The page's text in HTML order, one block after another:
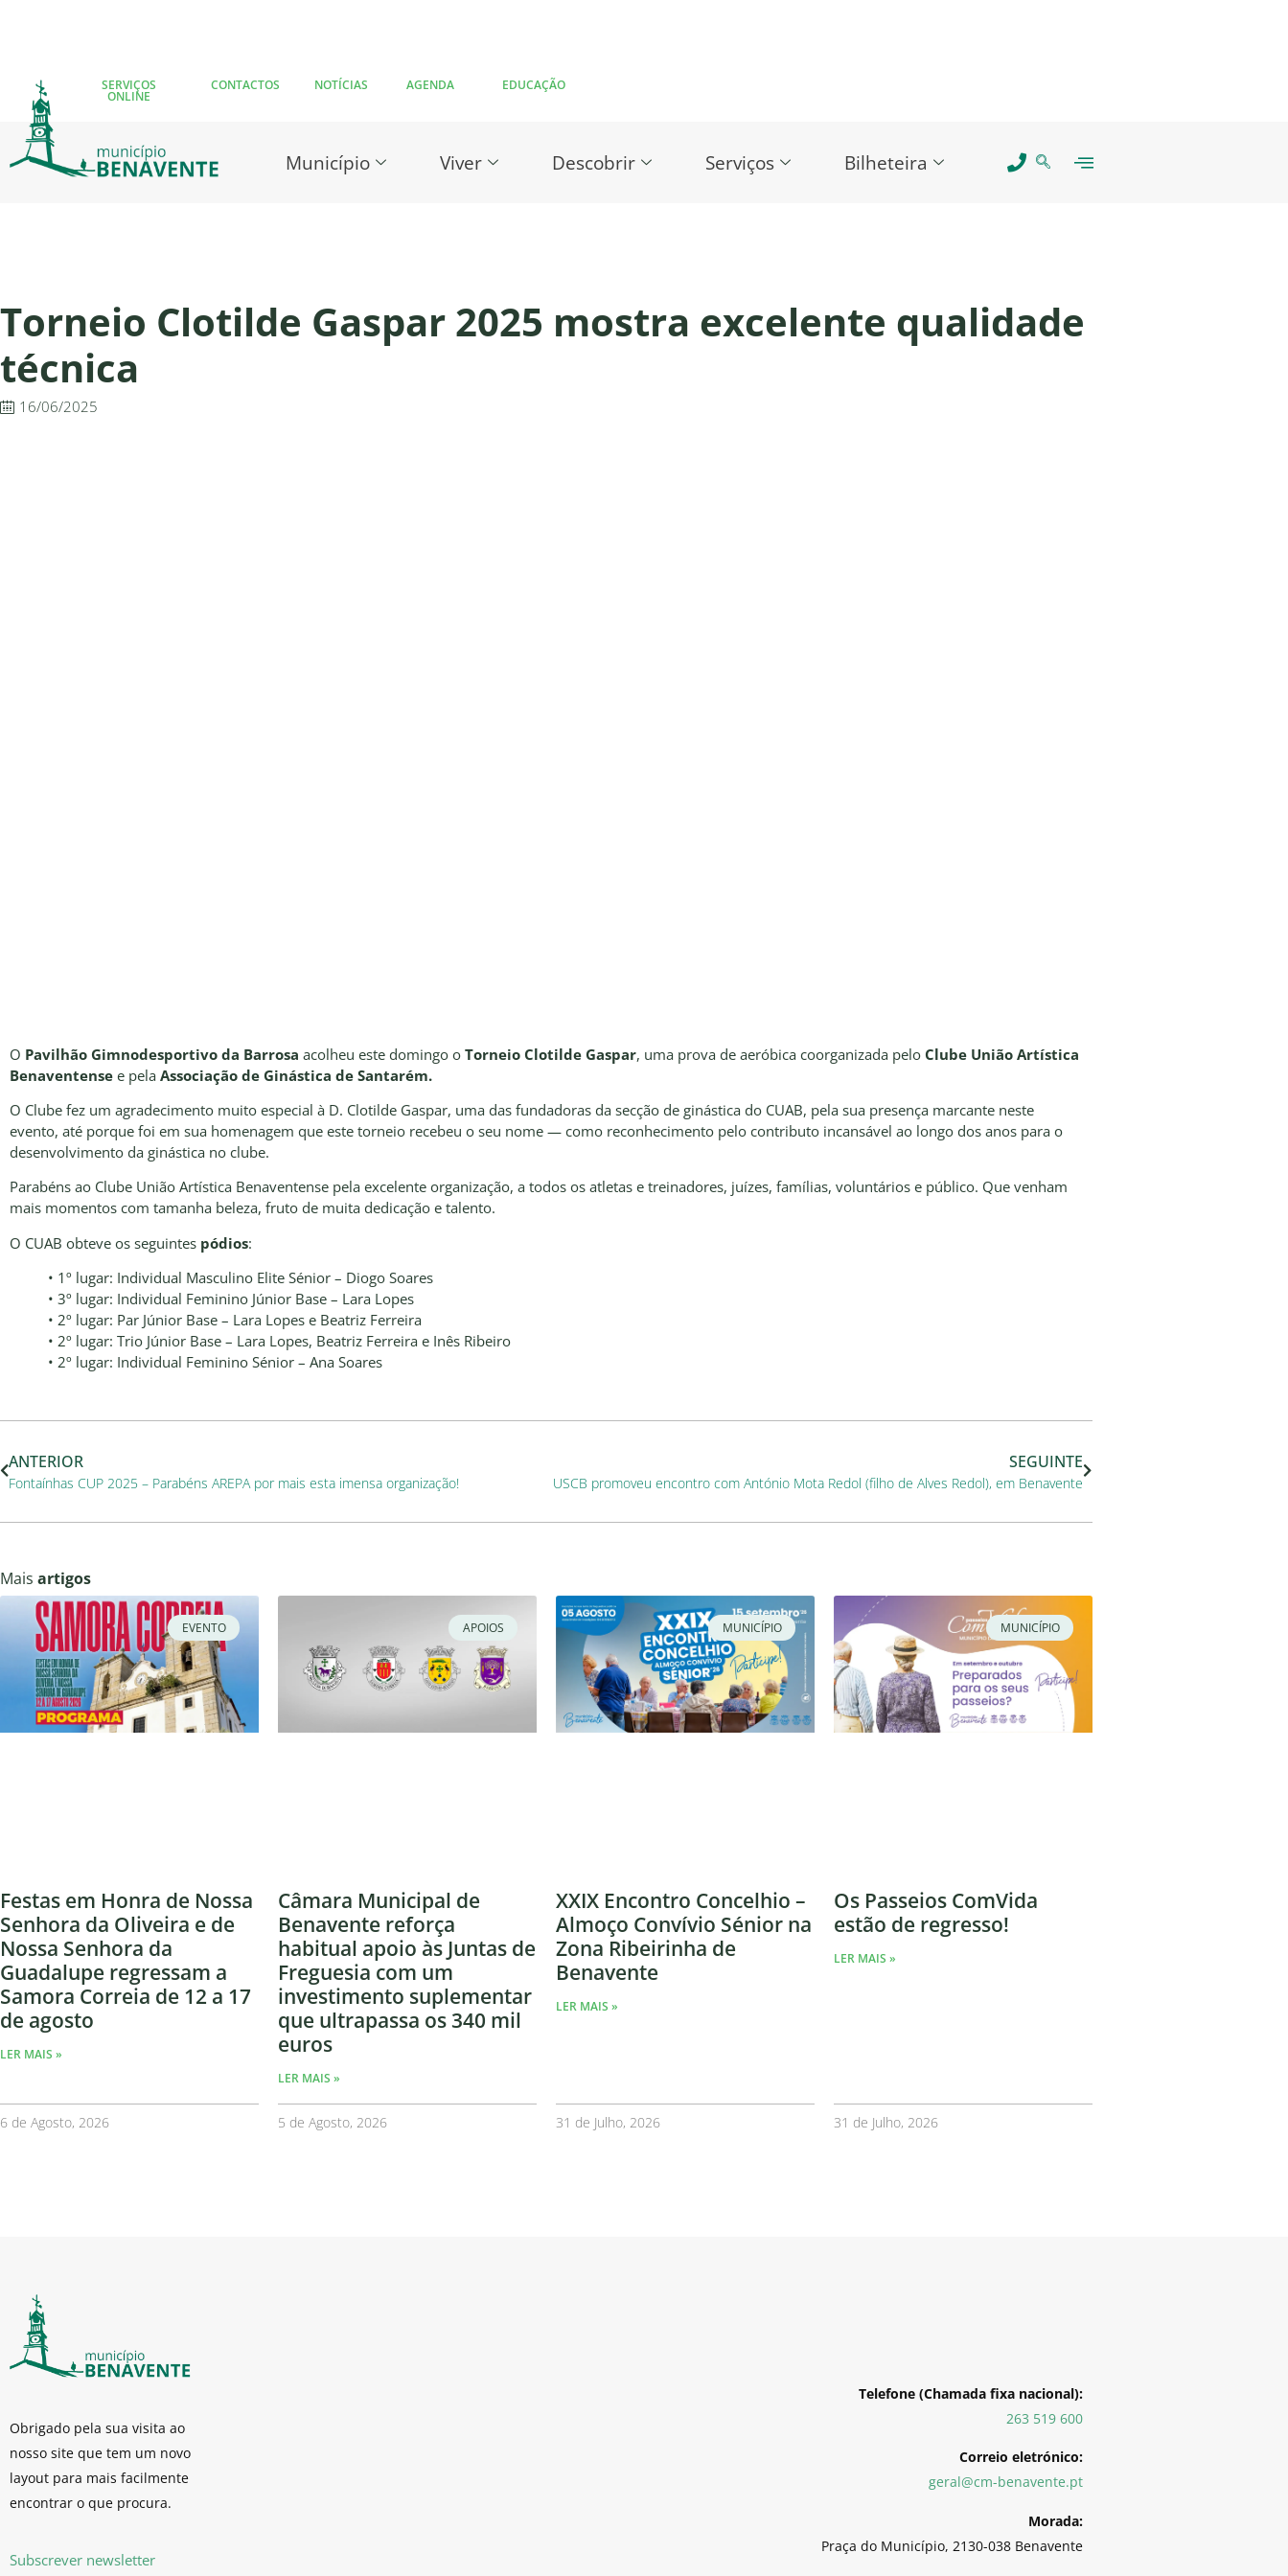
SERVIÇOS
ONLINE
CONTACTOS NOTÍCIAS AGENDA EDUCAÇÃO
Município Viver Descobrir Serviços Bilheteira
Torneio Clotilde Gaspar 2025 mostra excelente qualidade
técnica
16/06/2025
O Pavilhão Gimnodesportivo da Barrosa acolheu este domingo o Torneio Clotilde Gaspar, uma prova de aeróbica coorganizada pelo Clube União Artística
Benaventense e pela Associação de Ginástica de Santarém.
O Clube fez um agradecimento muito especial à D. Clotilde Gaspar, uma das fundadoras da secção de ginástica do CUAB, pela sua presença marcante neste
evento, até porque foi em sua homenagem que este torneio recebeu o seu nome — como reconhecimento pelo contributo incansável ao longo dos anos para o
desenvolvimento da ginástica no clube.
Parabéns ao Clube União Artística Benaventense pela excelente organização, a todos os atletas e treinadores, juízes, famílias, voluntários e público. Que venham
mais momentos com tamanha beleza, fruto de muita dedicação e talento.
O CUAB obteve os seguintes pódios:
• 1º lugar: Individual Masculino Elite Sénior – Diogo Soares
• 3º lugar: Individual Feminino Júnior Base – Lara Lopes
• 2º lugar: Par Júnior Base – Lara Lopes e Beatriz Ferreira
• 2º lugar: Trio Júnior Base – Lara Lopes, Beatriz Ferreira e Inês Ribeiro
• 2º lugar: Individual Feminino Sénior – Ana Soares
ANTERIOR
Fontaínhas CUP 2025 – Parabéns AREPA por mais esta imensa organização!
SEGUINTE
USCB promoveu encontro com António Mota Redol (filho de Alves Redol), em Benavente
Mais artigos
EVENTO
Festas em Honra de Nossa
Senhora da Oliveira e de
Nossa Senhora da
Guadalupe regressam a
Samora Correia de 12 a 17
de agosto
LER MAIS »
6 de Agosto, 2026
APOIOS
Câmara Municipal de
Benavente reforça
habitual apoio às Juntas de
Freguesia com um
investimento suplementar
que ultrapassa os 340 mil
euros
LER MAIS »
5 de Agosto, 2026
MUNICÍPIO
XXIX Encontro Concelhio –
Almoço Convívio Sénior na
Zona Ribeirinha de
Benavente
LER MAIS »
31 de Julho, 2026
MUNICÍPIO
Os Passeios ComVida
estão de regresso!
LER MAIS »
31 de Julho, 2026
Obrigado pela sua visita ao
nosso site que tem um novo
layout para mais facilmente
encontrar o que procura.
Subscrever newsletter
Telefone (Chamada fixa nacional):
263 519 600
Correio eletrónico:
geral@cm-benavente.pt
Morada:
Praça do Município, 2130-038 Benavente